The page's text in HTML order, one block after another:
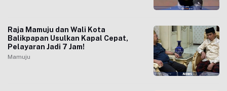
Raja Mamuju dan Wali Kota
Balikpapan Usulkan Kapal Cepat,
Pelayaran Jadi 7 Jam!
Mamuju